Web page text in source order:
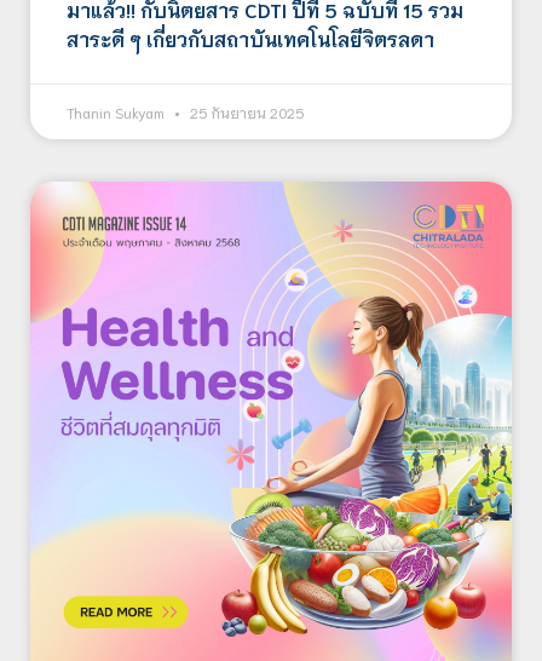
มาแล้ว!! กับนิตยสาร CDTI ปีที่ 5 ฉบับที่ 15 รวม
สาระดี ๆ เกี่ยวกับสถาบันเทคโนโลยีจิตรลดา
Thanin Sukyam 25 กันยายน 2025